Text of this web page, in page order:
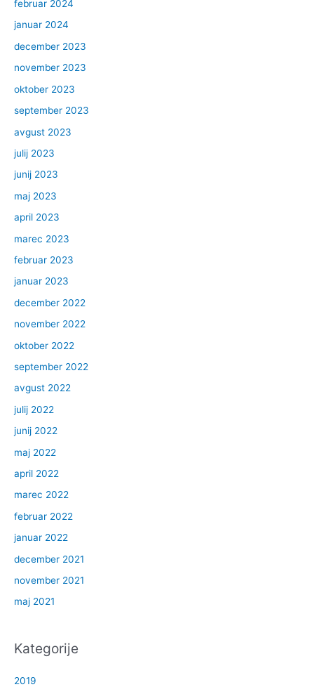
februar 2024
januar 2024
december 2023
november 2023
oktober 2023
september 2023
avgust 2023
julij 2023
junij 2023
maj 2023
april 2023
marec 2023
februar 2023
januar 2023
december 2022
november 2022
oktober 2022
september 2022
avgust 2022
julij 2022
junij 2022
maj 2022
april 2022
marec 2022
februar 2022
januar 2022
december 2021
november 2021
maj 2021
Kategorije
2019